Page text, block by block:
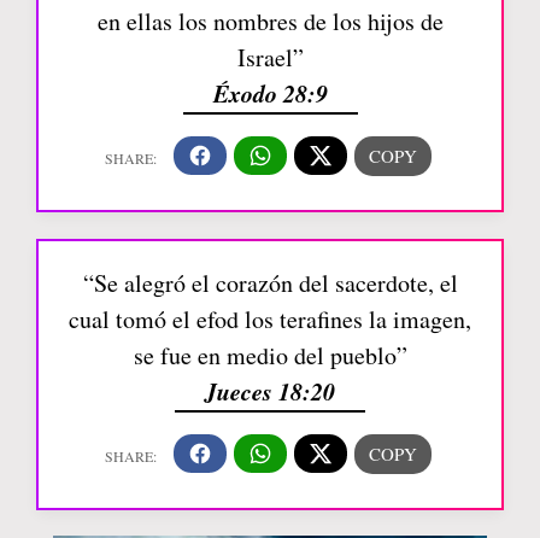
en ellas los nombres de los hijos de
Israel”
Éxodo 28:9
“Se alegró el corazón del sacerdote, el
cual tomó el efod los terafines la imagen,
se fue en medio del pueblo”
Jueces 18:20